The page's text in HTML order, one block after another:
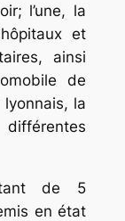
l’une, la
et
ainsi
de
lyonnais, la
de 5
en état